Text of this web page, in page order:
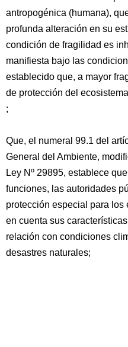
antropogénica (humana),
profunda alteración en su
condición de fragilidad es
manifiesta bajo las
establecido que, a mayor
de protección del
;
Que, el numeral 99.1 del
General del Ambiente,
Ley Nº 29895, establece
funciones, las autoridades
protección especial para los
en cuenta sus
relación con condiciones
desastres naturales;